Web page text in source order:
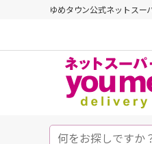
ゆめタウン公式ネットスー